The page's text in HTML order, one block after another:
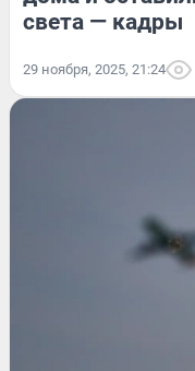
света — кадры
29 ноября, 2025, 21:24